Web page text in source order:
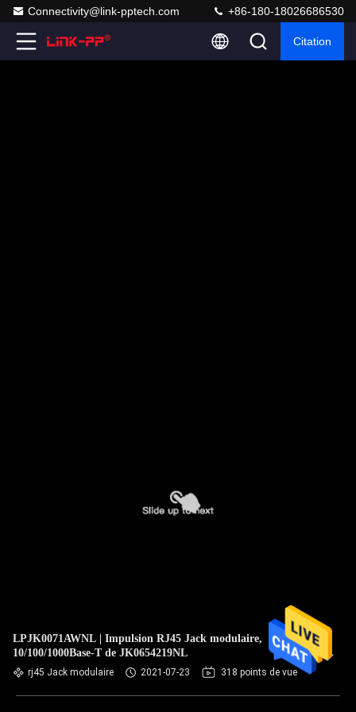
Connectivity@link-pptech.com +86-180-18026686530
Citation
LPJK0071AWNL | Impulsion RJ45 Jack modulaire,
10/100/1000Base-T de JK0654219NL
rj45 Jack modulaire 2021-07-23 318 points de vue